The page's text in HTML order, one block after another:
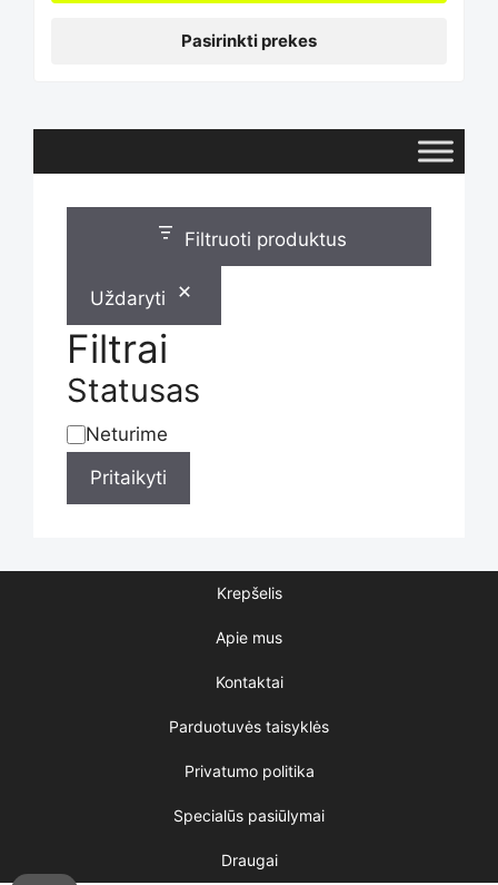
Pasirinkti prekes
be
chosen
on
the
product
page
Filtruoti produktus
Uždaryti
Filtrai
Statusas
Statusas
Neturime
Pritaikyti
Krepšelis
Apie mus
Kontaktai
Parduotuvės taisyklės
Privatumo politika
Specialūs pasiūlymai
Draugai